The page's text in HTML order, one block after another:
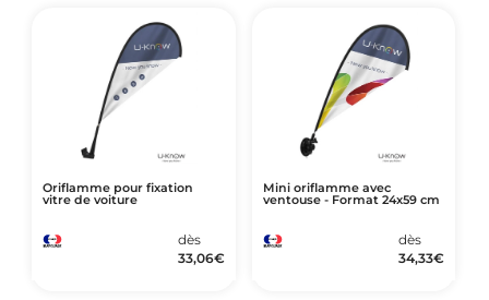
Oriflamme pour fixation
vitre de voiture
dès
33,06€
Mini oriflamme avec
ventouse - Format 24x59 cm
dès
34,33€